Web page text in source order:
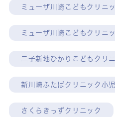
ミューザ川崎こどもクリニ
ミューザ川崎こどもクリニ
二子新地ひかりこどもクリ
新川崎ふたばクリニック小
さくらきっずクリニック